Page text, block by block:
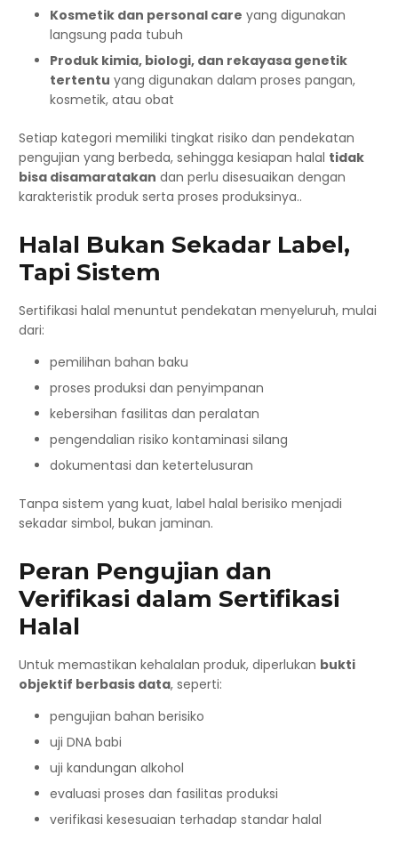
Kosmetik dan personal care yang digunakan
langsung pada tubuh
Produk kimia, biologi, dan rekayasa genetik
tertentu yang digunakan dalam proses pangan,
kosmetik, atau obat
Setiap kategori memiliki tingkat risiko dan pendekatan
pengujian yang berbeda, sehingga kesiapan halal tidak
bisa disamaratakan dan perlu disesuaikan dengan
karakteristik produk serta proses produksinya..
Halal Bukan Sekadar Label,
Tapi Sistem
Sertifikasi halal menuntut pendekatan menyeluruh, mulai
dari:
pemilihan bahan baku
proses produksi dan penyimpanan
kebersihan fasilitas dan peralatan
pengendalian risiko kontaminasi silang
dokumentasi dan ketertelusuran
Tanpa sistem yang kuat, label halal berisiko menjadi
sekadar simbol, bukan jaminan.
Peran Pengujian dan
Verifikasi dalam Sertifikasi
Halal
Untuk memastikan kehalalan produk, diperlukan bukti
objektif berbasis data, seperti:
pengujian bahan berisiko
uji DNA babi
uji kandungan alkohol
evaluasi proses dan fasilitas produksi
verifikasi kesesuaian terhadap standar halal